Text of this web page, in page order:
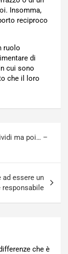
Insomma,
reciproco
ruolo
di
cui sono
che il loro
ma poi… –
essere un
responsabile
che è